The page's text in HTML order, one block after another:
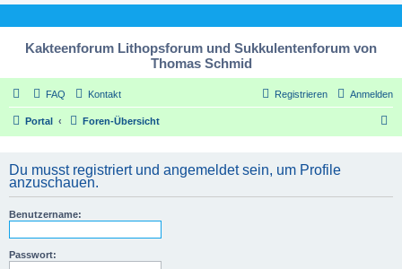
Kakteenforum Lithopsforum und Sukkulentenforum von
Thomas Schmid
FAQ Kontakt Anmelden
Registrieren
Portal Foren-Übersicht
Du musst registriert und angemeldet sein, um Profile
anzuschauen.
Benutzername:
Passwort: